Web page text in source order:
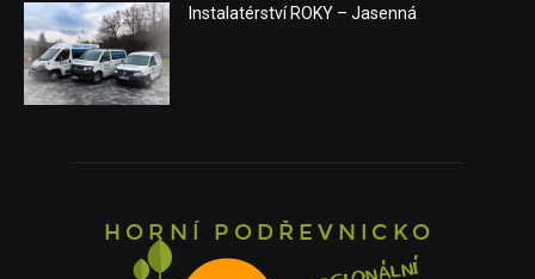
Instalatérství ROKY – Jasenná